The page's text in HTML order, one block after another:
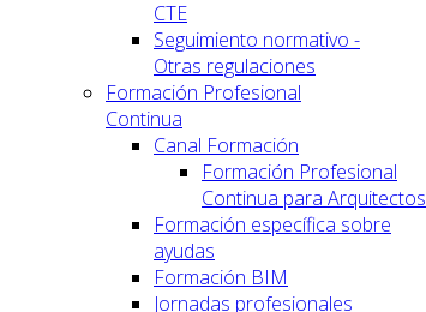
CTE
Seguimiento normativo -
Otras regulaciones
Formación Profesional
Continua
Canal Formación
Formación Profesional
Continua para Arquitectos
Formación específica sobre
ayudas
Formación BIM
Jornadas profesionales